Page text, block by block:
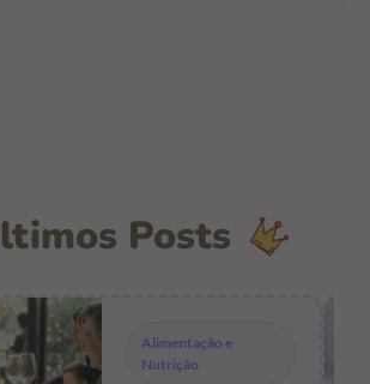
Posts
Alimentação e
Nutrição